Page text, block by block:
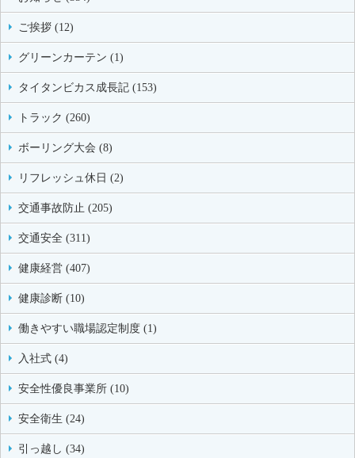
ご挨拶 (12)
グリーンカーテン (1)
タイタンビカス成長記 (153)
トラック (260)
ボーリング大会 (8)
リフレッシュ休日 (2)
交通事故防止 (205)
交通安全 (311)
健康経営 (407)
健康診断 (10)
働きやすい職場認定制度 (1)
入社式 (4)
安全性優良事業所 (10)
安全衛生 (24)
引っ越し (34)